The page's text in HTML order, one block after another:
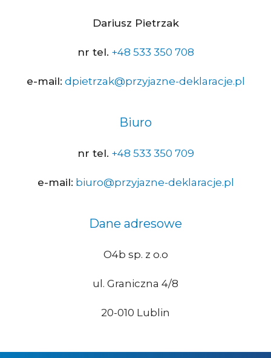
Dariusz Pietrzak
nr tel. +48 533 350 708
e-mail: dpietrzak@przyjazne-deklaracje.pl
Biuro
nr tel. +48 533 350 709
e-mail: biuro@przyjazne-deklaracje.pl
Dane adresowe
O4b sp. z o.o
ul. Graniczna 4/8
20-010 Lublin